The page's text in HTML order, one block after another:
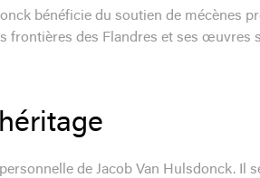
bénéficie du soutien de mécènes
frontières des Flandres et ses œuvres
de Jacob Van Hulsdonck. Il